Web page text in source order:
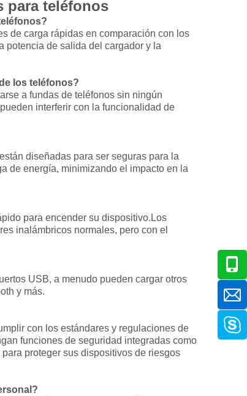
para teléfonos
de carga rápidas en comparación con los
potencia de salida del cargador y la
los teléfonos?
a fundas de teléfonos sin ningún
interferir con la funcionalidad de
diseñadas para ser seguras para la
de energía, minimizando el impacto en la
para encender su dispositivo.Los
inalámbricos normales, pero con el
USB, a menudo pueden cargar otros
y más.
con los estándares y regulaciones de
funciones de seguridad integradas como
proteger sus dispositivos de riesgos